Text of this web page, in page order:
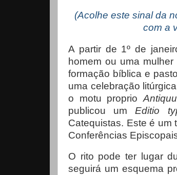
(Acolhe este sinal da
com a
A partir de 1º de
homem ou uma
formação bíblica e
uma celebração
o motu proprio
publicou umEditio
Catequistas. Este é um
Conferências
O rito pode ter lugar
seguirá um esquema